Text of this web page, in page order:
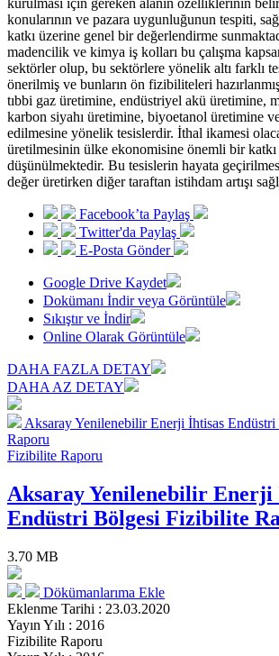
konularının ve pazara uygunluğunun tespiti,
katkı üzerine genel bir değerlendirme
madencilik ve kimya iş kolları bu çalışma
sektörler olup, bu sektörlere yönelik altı farklı
önerilmiş ve bunların ön fizibiliteleri
tıbbi gaz üretimine, endüstriyel akü üretimine,
karbon siyahı üretimine, biyoetanol üretimine
edilmesine yönelik tesislerdir. İthal ikamesi
üretilmesinin ülke ekonomisine önemli bir katkı
düşünülmektedir. Bu tesislerin hayata
değer üretirken diğer taraftan istihdam artışı
Facebook’ta Paylaş
Twitter'da Paylaş
E-Posta Gönder
Google Drive Kaydet
Dokümanı İndir veya Görüntüle
Sıkıştır ve İndir
Online Olarak Görüntüle
DAHA FAZLA DETAY
DAHA AZ DETAY
Aksaray Yenilenebilir Enerji İhtisas
Raporu
Fizibilite Raporu
Aksaray Yenilenebilir Enerji
Endüstri Bölgesi Fizibilite
3.70 MB
Dökümanlarıma Ekle
Eklenme Tarihi : 23.03.2020
Yayın Yılı : 2016
Fizibilite Raporu